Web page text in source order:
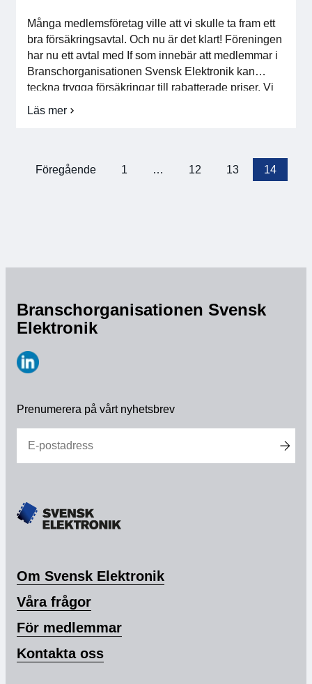
Många medlemsföretag ville att vi skulle ta fram ett
bra försäkringsavtal. Och nu är det klart! Föreningen
har nu ett avtal med If som innebär att medlemmar i
Branschorganisationen Svensk Elektronik kan
teckna trygga försäkringar till rabatterade priser. Vi
har ett tvåårsavtal med If. Då If tror på oss som grupp
Läs mer
om
klart
Sidnumrering
Föregående 1 … 12 13 14
Branschorganisationen Svensk
Elektronik
Prenumerera på vårt nyhetsbrev
Om Svensk Elektronik
Våra frågor
För medlemmar
Kontakta oss